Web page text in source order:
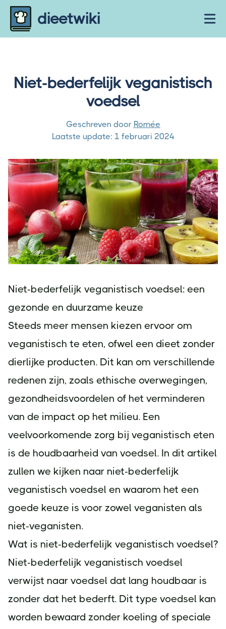
Skip to content
dieetwiki
Niet-bederfelijk veganistisch
voedsel
Geschreven door Romée
Laatste update: 1 februari 2024
Niet-bederfelijk veganistisch voedsel: een
gezonde en duurzame keuze
Steeds meer mensen kiezen ervoor om
veganistisch te eten, ofwel een dieet zonder
dierlijke producten. Dit kan om verschillende
redenen zijn, zoals ethische overwegingen,
gezondheidsvoordelen of het verminderen
van de impact op het milieu. Een
veelvoorkomende zorg bij veganistisch eten
is de houdbaarheid van voedsel. In dit artikel
zullen we kijken naar niet-bederfelijk
veganistisch voedsel en waarom het een
goede keuze is voor zowel veganisten als
niet-veganisten.
Wat is niet-bederfelijk veganistisch voedsel?
Niet-bederfelijk veganistisch voedsel
verwijst naar voedsel dat lang houdbaar is
zonder dat het bederft. Dit type voedsel kan
worden bewaard zonder koeling of speciale